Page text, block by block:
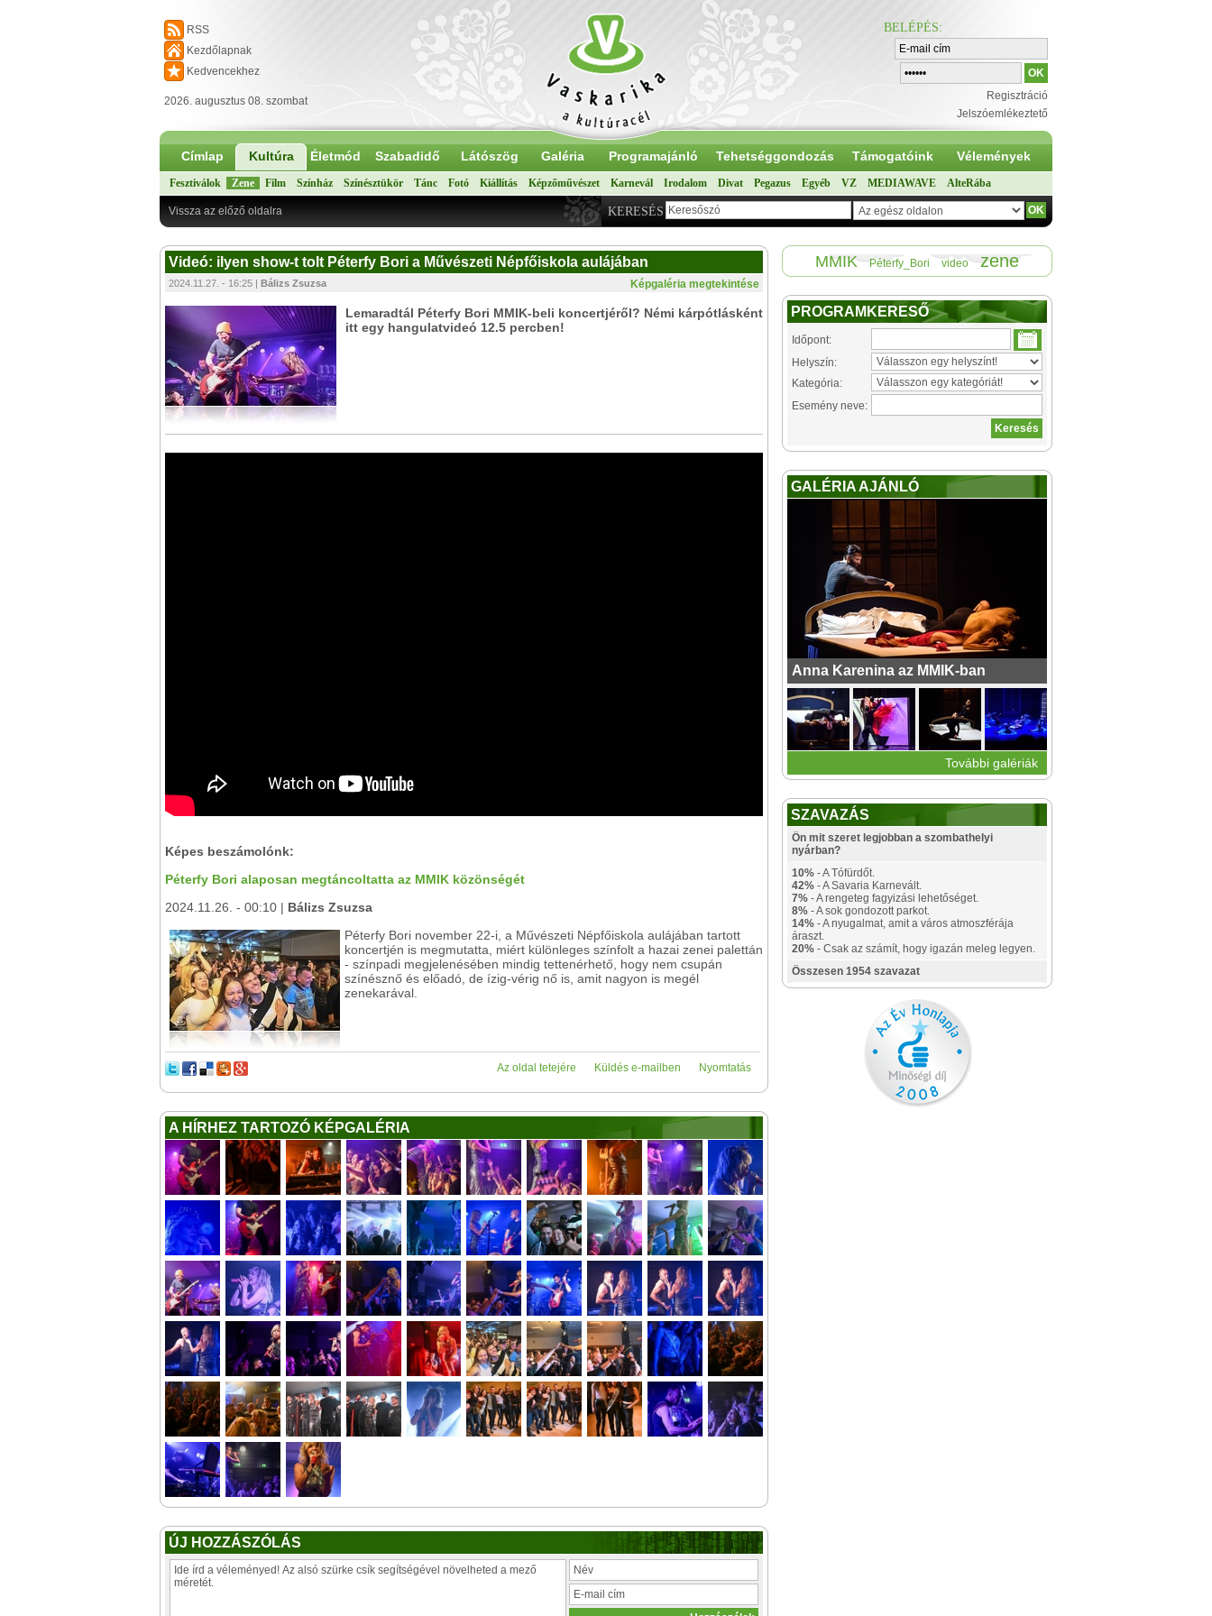
RSS
Kezdőlapnak
Kedvencekhez
2026. augusztus 08. szombat
BELÉPÉS:
Regisztráció
Jelszóemlékeztető
Címlap Kultúra Életmód Szabadidő Látószög Galéria Programajánló Tehetséggondozás Támogatóink Vélemények
Fesztiválok Zene Film Színház Színésztükör Tánc Fotó Kiállítás Képzőművészet Karnevál Irodalom Divat Pegazus Egyéb VZ MEDIAWAVE AlteRába
KERESÉS
Vissza az előző oldalra
Videó: ilyen show-t tolt Péterfy Bori a Művészeti Népfőiskola aulájában
Képgaléria megtekintése
2024.11.27. - 16:25 | Bálizs Zsuzsa
Lemaradtál Péterfy Bori MMIK-beli koncertjéről? Némi kárpótlásként
itt egy hangulatvideó 12.5 percben!
Képes beszámolónk:
Péterfy Bori alaposan megtáncoltatta az MMIK közönségét
2024.11.26. - 00:10 | Bálizs Zsuzsa
Péterfy Bori november 22-i, a Művészeti Népfőiskola aulájában tartott
koncertjén is megmutatta, miért különleges színfolt a hazai zenei palettán
- színpadi megjelenésében mindig tettenérhető, hogy nem csupán
színésznő és előadó, de ízig-vérig nő is, amit nagyon is megél
zenekarával.
Nyomtatás
Küldés e-mailben
Az oldal tetejére
A HÍRHEZ TARTOZÓ KÉPGALÉRIA
ÚJ HOZZÁSZÓLÁS
MMIK Péterfy_Bori video zene
PROGRAMKERESŐ
Időpont:
Helyszín:
Kategória:
Esemény neve:
GALÉRIA AJÁNLÓ
Anna Karenina az MMIK-ban
További galériák
SZAVAZÁS
Ön mit szeret legjobban a szombathelyi
nyárban?
10% - A Tófürdőt.
42% - A Savaria Karnevált.
7% - A rengeteg fagyizási lehetőséget.
8% - A sok gondozott parkot.
14% - A nyugalmat, amit a város atmoszférája
áraszt.
20% - Csak az számít, hogy igazán meleg legyen.
Összesen 1954 szavazat